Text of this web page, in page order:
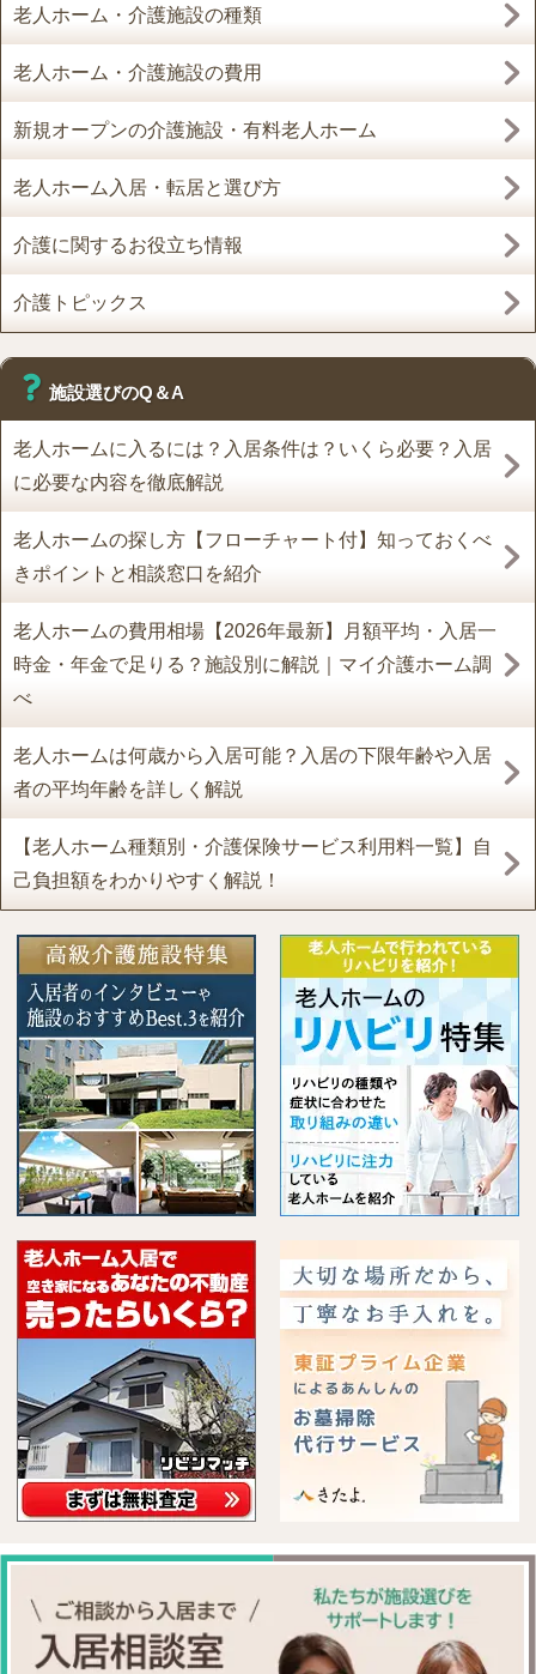
老人ホーム・介護施設の種類
老人ホーム・介護施設の費用
新規オープンの介護施設・有料老人ホーム
老人ホーム入居・転居と選び方
介護に関するお役立ち情報
介護トピックス
施設選びのQ＆A
老人ホームに入るには？入居条件は？いくら必要？入居
に必要な内容を徹底解説
老人ホームの探し方【フローチャート付】知っておくべ
きポイントと相談窓口を紹介
老人ホームの費用相場【2026年最新】月額平均・入居一
時金・年金で足りる？施設別に解説｜マイ介護ホーム調
べ
老人ホームは何歳から入居可能？入居の下限年齢や入居
者の平均年齢を詳しく解説
【老人ホーム種類別・介護保険サービス利用料一覧】自
己負担額をわかりやすく解説！